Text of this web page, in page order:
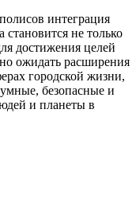
интеграция
становится не только
достижения целей
ожидать расширения
городской жизни,
умные, безопасные и
и планеты в